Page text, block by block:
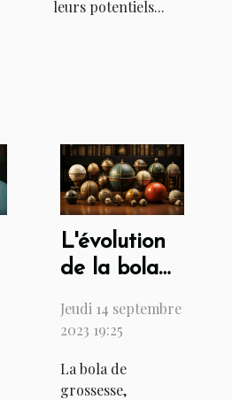
leurs potentiels...
L'évolution
de la bola
grossesse à
siècles
Jeudi 14 septembre
2023 19:25
La bola de
grossesse,